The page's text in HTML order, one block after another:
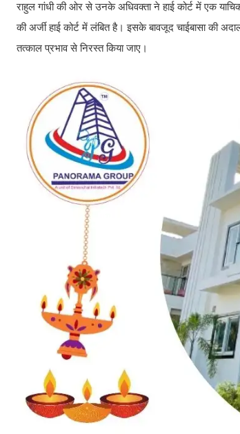
राहुल गांधी की ओर से उनके अधिवक्ता ने हाई कोर्ट में एक
की अर्जी हाई कोर्ट में लंबित है। इसके बावजूद चाईबासा की
तत्काल प्रभाव से निरस्त किया जाए।